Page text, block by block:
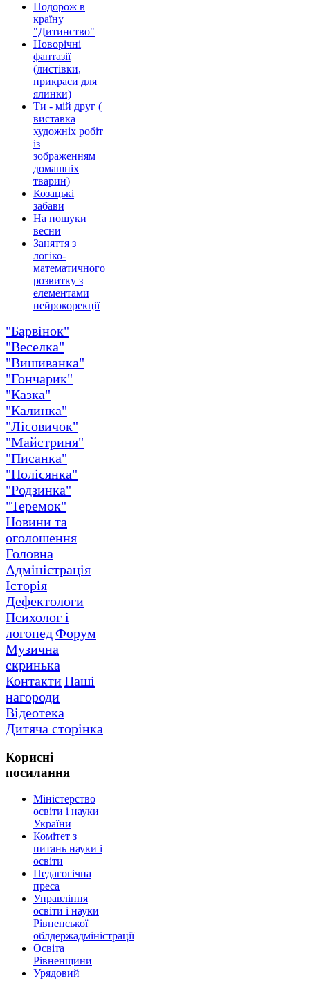
Подорож в
країну
"Дитинство"
Новорічні
фантазії
(листівки,
прикраси для
ялинки)
Ти - мій друг (
виставка
художніх робіт
із
зображенням
домашніх
тварин)
Козацькі
забави
На пошуки
весни
Заняття з
логіко-
математичного
розвитку з
елементами
нейрокорекції
"Барвінок"
"Веселка"
"Вишиванка"
"Гончарик"
"Казка"
"Калинка"
"Лісовичок"
"Майстриня"
"Писанка"
"Полісянка"
"Родзинка"
"Теремок"
Новини та
оголошення
Головна
Адміністрація
Історія
Дефектологи
Психолог і
логопедФорум
Музична
скринька
КонтактиНаші
нагороди
Відеотека
Дитяча сторінка
Корисні
посилання
Міністерство
освіти і науки
України
Комітет з
питань науки і
освіти
Педагогічна
преса
Управління
освіти і науки
Рівненської
облдержадміністрації
Освіта
Рівненщини
Урядовий